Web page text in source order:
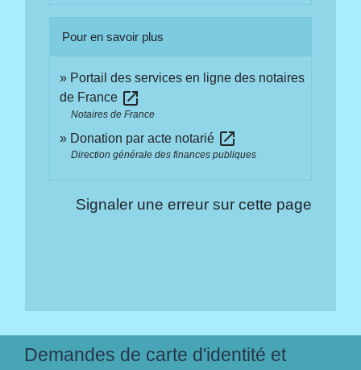
Pour en savoir plus
Portail des services en ligne des notaires
de France open_in_new
Notaires de France
Donation par acte notarié open_in_new
Direction générale des finances publiques
Signaler une erreur sur cette page
Demandes de carte d'identité et